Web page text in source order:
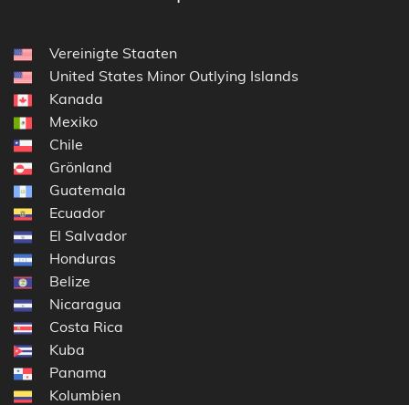
Vereinigte Staaten
United States Minor Outlying Islands
Kanada
Mexiko
Chile
Grönland
Guatemala
Ecuador
El Salvador
Honduras
Belize
Nicaragua
Costa Rica
Kuba
Panama
Kolumbien